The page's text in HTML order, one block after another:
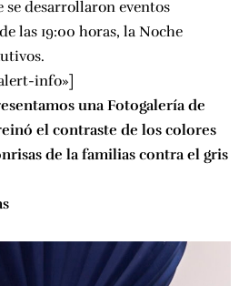
se desarrollaron eventos
las 19:00 horas, la Noche
info»]
una Fotogalería de
el contraste de los colores
de la familias contra el gris